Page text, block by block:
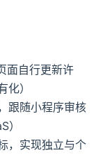
面自行更新许
）
跟随小程序审核
）
，实现独立与个